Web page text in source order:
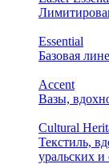
Essential
Базовая
Accent
Вазы,
Cultural
Текстиль,
уральских